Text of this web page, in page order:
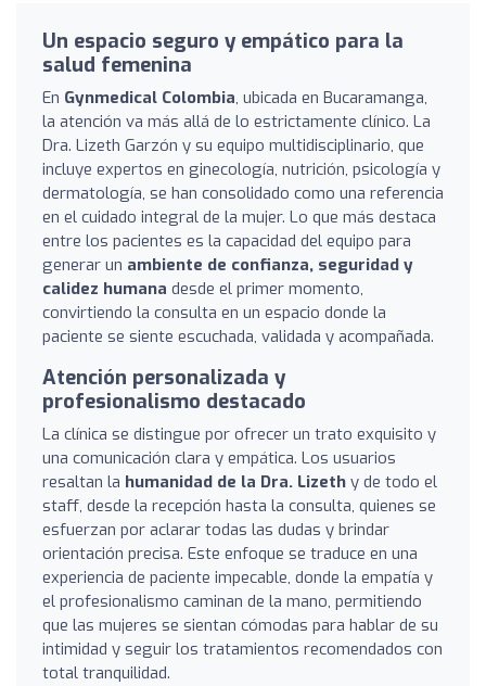
Un espacio seguro y empático para la
salud femenina
En Gynmedical Colombia, ubicada en Bucaramanga,
la atención va más allá de lo estrictamente clínico. La
Dra. Lizeth Garzón y su equipo multidisciplinario, que
incluye expertos en ginecología, nutrición, psicología y
dermatología, se han consolidado como una referencia
en el cuidado integral de la mujer. Lo que más destaca
entre los pacientes es la capacidad del equipo para
generar un ambiente de confianza, seguridad y
calidez humana desde el primer momento,
convirtiendo la consulta en un espacio donde la
paciente se siente escuchada, validada y acompañada.
Atención personalizada y
profesionalismo destacado
La clínica se distingue por ofrecer un trato exquisito y
una comunicación clara y empática. Los usuarios
resaltan la humanidad de la Dra. Lizeth y de todo el
staff, desde la recepción hasta la consulta, quienes se
esfuerzan por aclarar todas las dudas y brindar
orientación precisa. Este enfoque se traduce en una
experiencia de paciente impecable, donde la empatía y
el profesionalismo caminan de la mano, permitiendo
que las mujeres se sientan cómodas para hablar de su
intimidad y seguir los tratamientos recomendados con
total tranquilidad.